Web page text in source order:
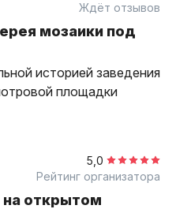
Ждёт отзывов
мозаики под
историей заведения
площадки
5,0
Рейтинг организатора
открытом